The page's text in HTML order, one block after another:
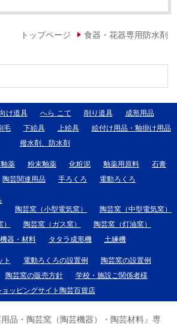
トップページ 食器・花器専用防水剤
け道具 へら こて 削り道具
成形用品
毛 下絵具 上絵具
絵付け用品・釉掛け用品
撥水剤、防水剤
薬 粉末釉薬 化粧泥 釉薬用原料
石膏
陶芸関連用品 手ろくろ 電動ろくろ
陶芸窯（小型電気窯）
陶芸窯（中型電気窯）
陶芸窯（ガス窯）
陶芸窯（灯油窯）
器・材料
タタラ成形機 土練機
ト 電動ろくろの設置例
陶芸窯の設置例
陶芸窯の販売方針
学校・施設ご関係者様
ョッピングサイト陶芸百貨店
品・陶芸窯（陶芸機器）・陶芸材料』専